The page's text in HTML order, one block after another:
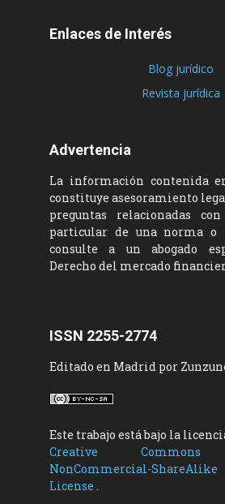
Enlaces de Interés
Blog jurídico
Revista jurídica
Advertencia
La información contenida
constituye asesoramiento
preguntas relacionadas
particular de una norma o
consulte a un abogado
Derecho del mercado
ISSN 2255-2774
Editado en Madrid por
Este trabajo está bajo la
Creative Commons
NonCommercial-
License .